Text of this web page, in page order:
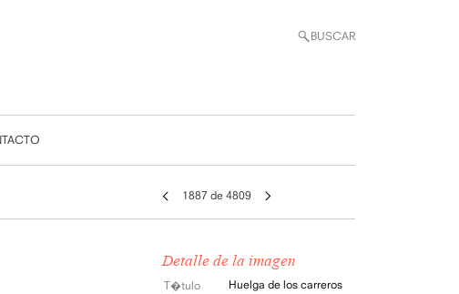
BUSCAR
1887 de 4809
Detalle de la imagen
T�tulo
Huelga de los carreros